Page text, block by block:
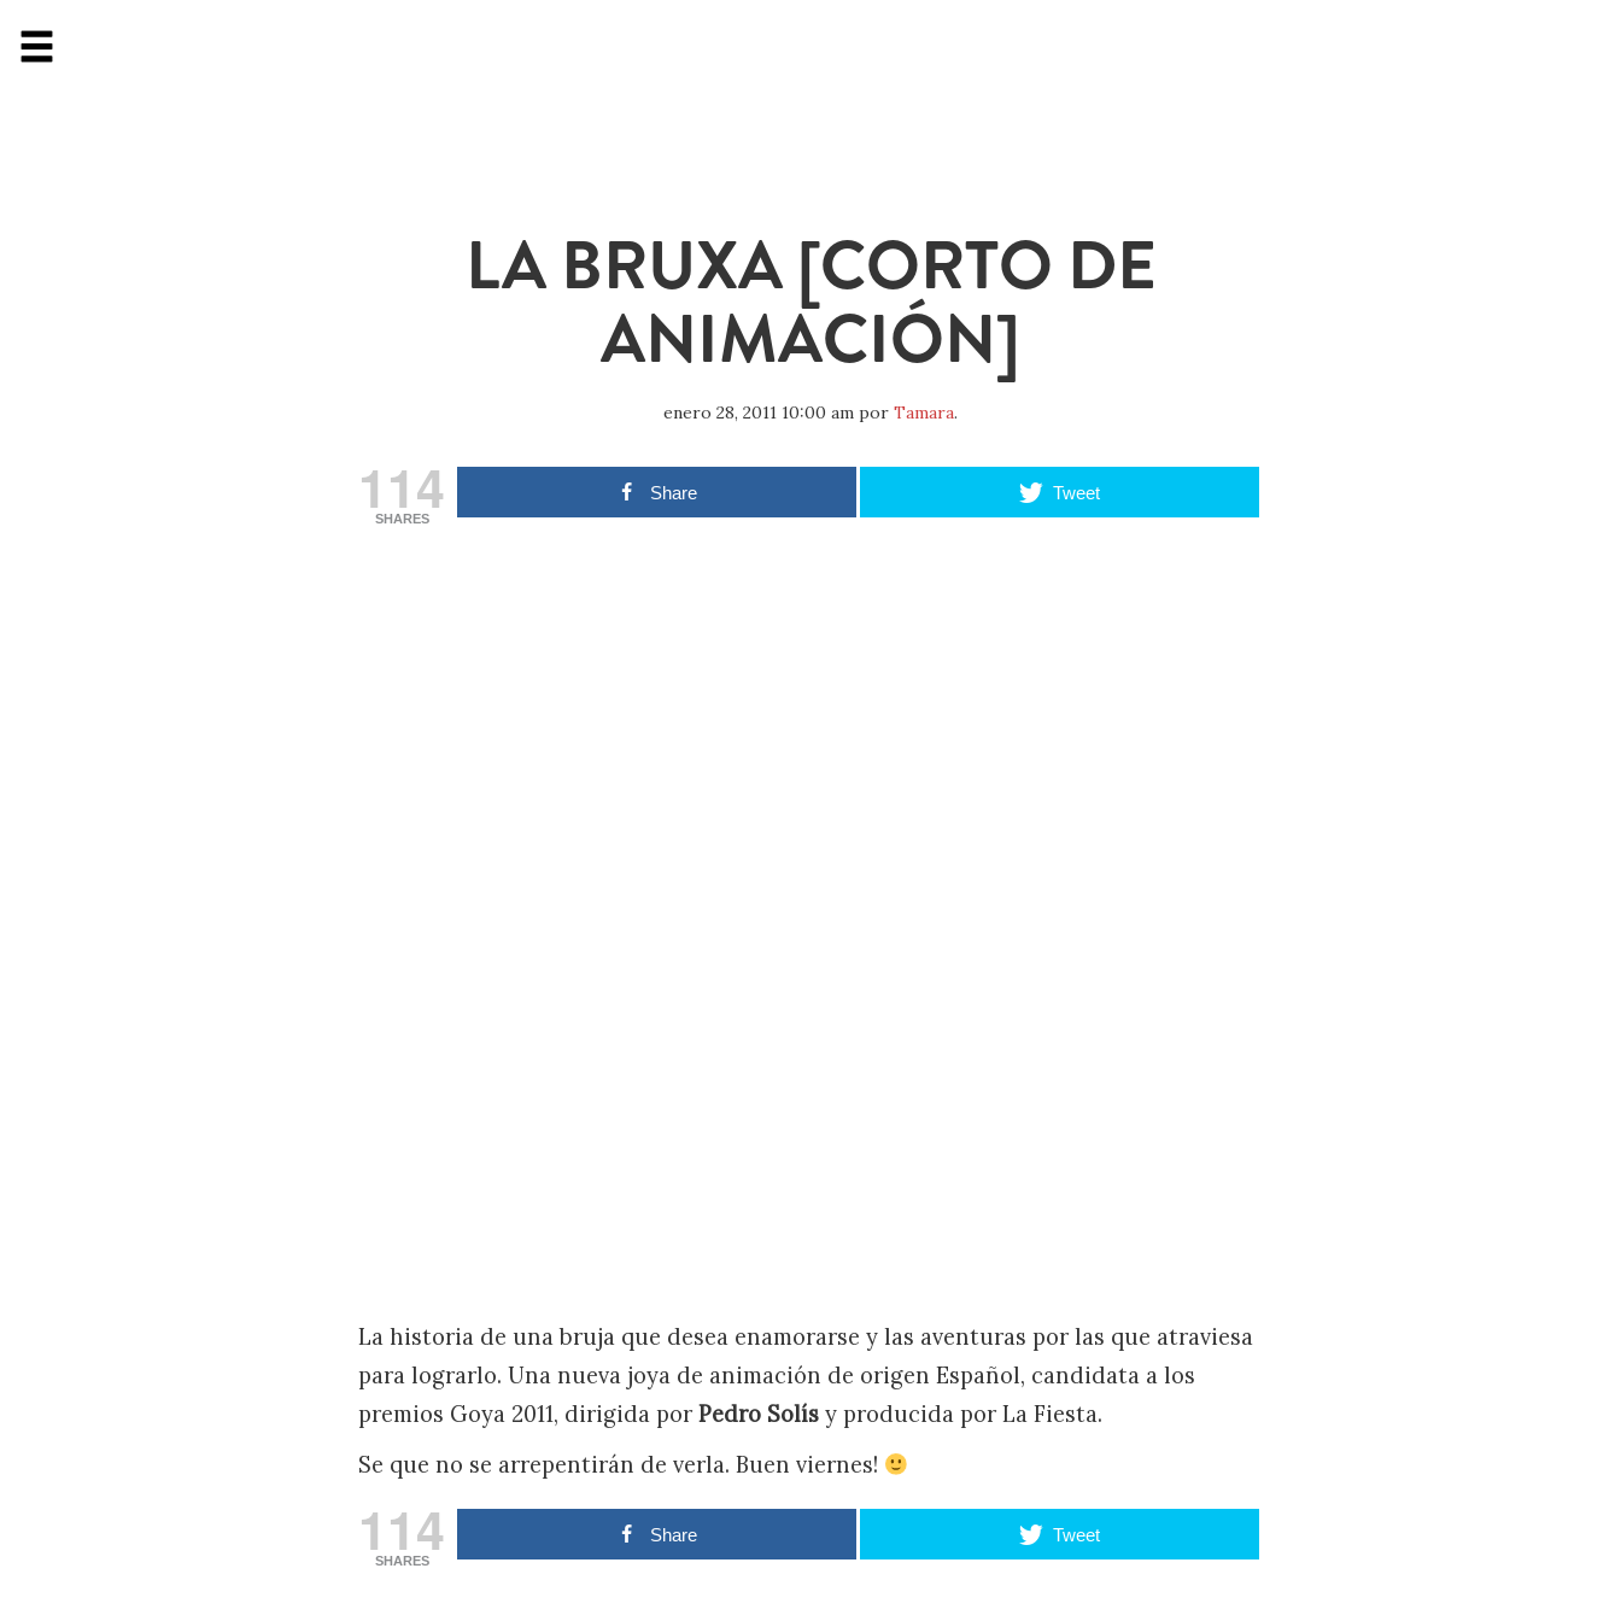
LA BRUXA [CORTO DE
ANIMACIÓN]
enero 28, 2011 10:00 am por Tamara.
114
SHARES
Share Tweet
La historia de una bruja que desea enamorarse y las aventuras por las que atraviesa
para lograrlo. Una nueva joya de animación de origen Español, candidata a los
premios Goya 2011, dirigida por Pedro Solís y producida por La Fiesta.
Se que no se arrepentirán de verla. Buen viernes!
114
SHARES
Share Tweet